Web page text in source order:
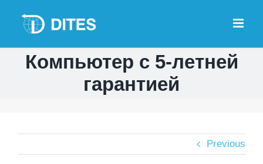
content
Компьютер с 5-летней
гарантией
Previous